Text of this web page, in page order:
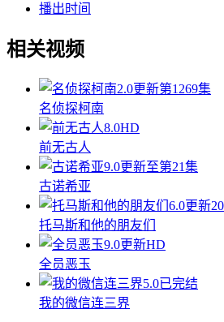
播出时间
相关视频
2.0更新第1269集
名侦探柯南
8.0HD
前无古人
9.0更新至第21集
古诺希亚
6.0更新
托马斯和他的朋友们
9.0更新HD
全员恶玉
5.0已完结
我的微信连三界